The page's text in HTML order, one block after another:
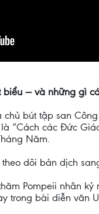
— và những gì
chủ bút tập san
“Cách các Đức
Năm.
dõi bản dịch
Pompeii nhân
trong bài diễn văn